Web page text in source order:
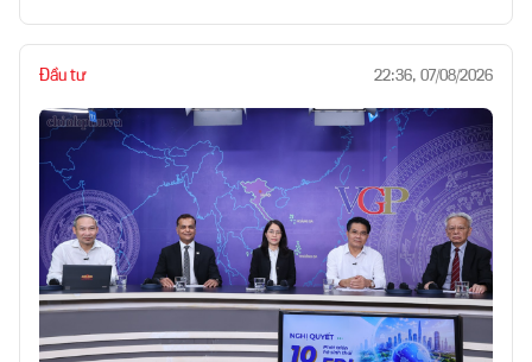
Đầu tư 22:36, 07/08/2026